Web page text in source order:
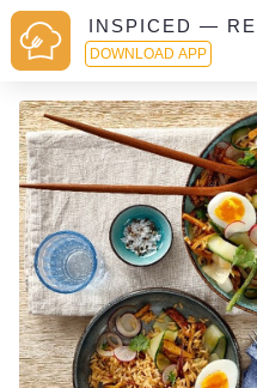
INSPICED —
DOWNLOAD APP